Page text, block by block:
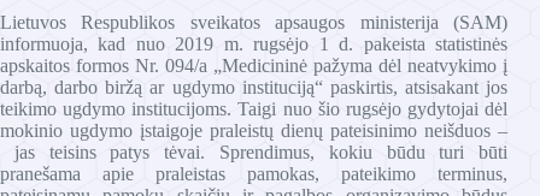
Lietuvos Respublikos sveikatos apsaugos ministerija (SAM)
informuoja, kad nuo 2019 m. rugsėjo 1 d. pakeista statistinės
apskaitos formos Nr. 094/a „Medicininė pažyma dėl neatvykimo į
darbą, darbo biržą ar ugdymo instituciją“ paskirtis, atsisakant jos
teikimo ugdymo institucijoms. Taigi nuo šio rugsėjo gydytojai dėl
mokinio ugdymo įstaigoje praleistų dienų pateisinimo neišduos –
jas teisins patys tėvai. Sprendimus, kokiu būdu turi būti
pranešama apie praleistas pamokas, pateikimo terminus,